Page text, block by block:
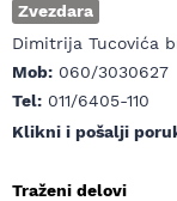
Zvezdara
Dimitrija Tucovića
Mob: 060/3030627
Tel: 011/6405-110
Klikni i pošalji
Traženi delovi